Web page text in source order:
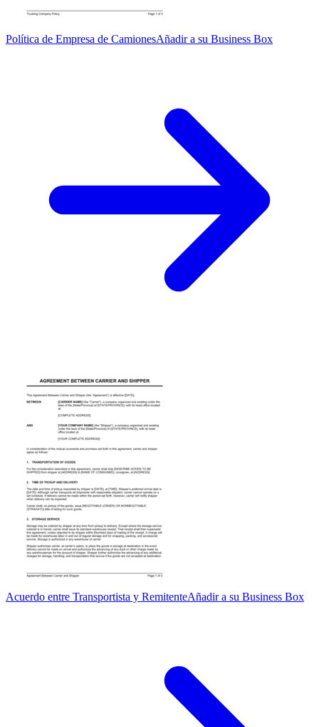
Política de Empresa de CamionesAñadir a su Business Box
Acuerdo entre Transportista y RemitenteAñadir a su Business Box